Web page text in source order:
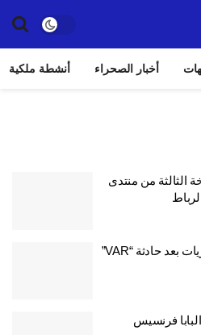
أخبار الصحراء أنشطة ملكية
الثالثة من منتدى
إيقاف إلياس أخوماش ثلاث مباريات بعد حادثة “VAR”
البابا فرنسيس